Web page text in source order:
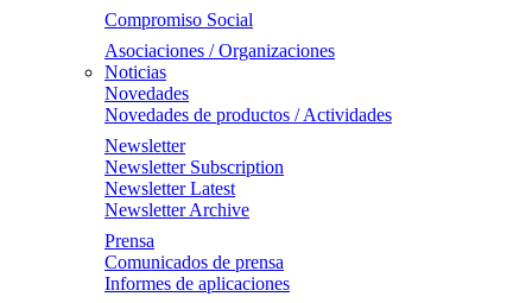
Compromiso Social
Asociaciones / Organizaciones
Noticias
Novedades
Novedades de productos / Actividades
Newsletter
Newsletter Subscription
Newsletter Latest
Newsletter Archive
Prensa
Comunicados de prensa
Informes de aplicaciones